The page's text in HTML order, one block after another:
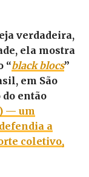
verdadeira,
ela mostra
“black blocs”
em São
então
— um
a
coletivo,